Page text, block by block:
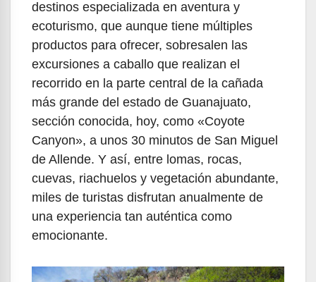
destinos especializada en aventura y
ecoturismo, que aunque tiene múltiples
productos para ofrecer, sobresalen las
excursiones a caballo que realizan el
recorrido en la parte central de la cañada
más grande del estado de Guanajuato,
sección conocida, hoy, como «Coyote
Canyon», a unos 30 minutos de San Miguel
de Allende. Y así, entre lomas, rocas,
cuevas, riachuelos y vegetación abundante,
miles de turistas disfrutan anualmente de
una experiencia tan auténtica como
emocionante.